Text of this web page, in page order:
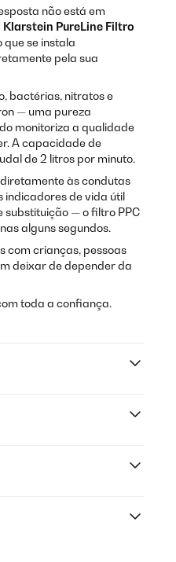
não está em
Klarstein PureLine Filtro
se instala
pela sua
bactérias, nitratos e
— uma pureza
monitoriza a qualidade
A capacidade de
de 2 litros por minuto.
às condutas
indicadores de vida útil
substituição — o filtro PPC
alguns segundos.
com crianças, pessoas
deixar de depender da
toda a confiança.